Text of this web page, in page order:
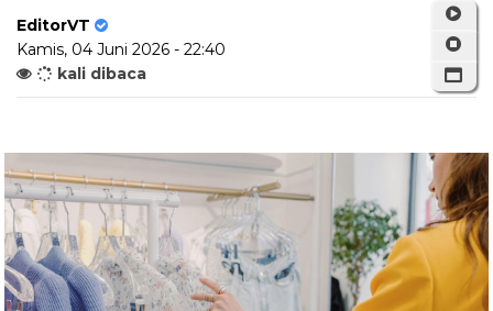
EditorVT
Kamis, 04 Juni 2026 - 22:40
kali dibaca